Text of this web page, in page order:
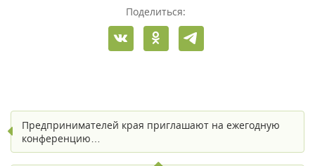
Поделиться:
Предпринимателей края приглашают на ежегодную
конференцию…